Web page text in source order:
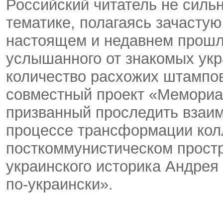
Российский читатель не
тематике, полагаясь
настоящем и недавнем
услышанного от знакомых
количество расхожих
совместный проект
призванный проследить
процессе трансформации
посткоммунистическом
украинского историка
по-украински».